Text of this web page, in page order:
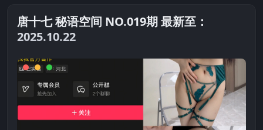
唐十七 秘语空间 NO.019期 最新至：
2025.10.22